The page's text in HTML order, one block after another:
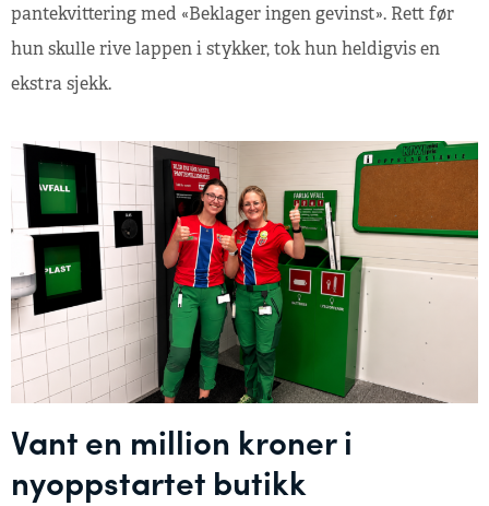
pantekvittering med «Beklager ingen gevinst». Rett før
hun skulle rive lappen i stykker, tok hun heldigvis en
ekstra sjekk.
Vant en million kroner i
nyoppstartet butikk